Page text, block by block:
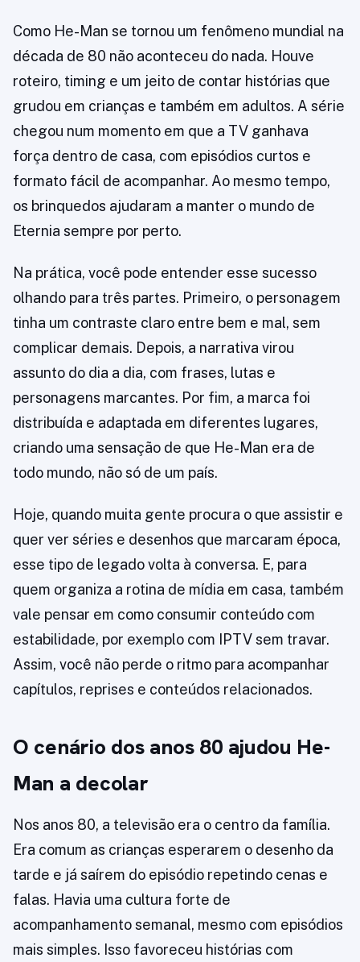
Como He-Man se tornou um fenômeno mundial na
década de 80 não aconteceu do nada. Houve
roteiro, timing e um jeito de contar histórias que
grudou em crianças e também em adultos. A série
chegou num momento em que a TV ganhava
força dentro de casa, com episódios curtos e
formato fácil de acompanhar. Ao mesmo tempo,
os brinquedos ajudaram a manter o mundo de
Eternia sempre por perto.
Na prática, você pode entender esse sucesso
olhando para três partes. Primeiro, o personagem
tinha um contraste claro entre bem e mal, sem
complicar demais. Depois, a narrativa virou
assunto do dia a dia, com frases, lutas e
personagens marcantes. Por fim, a marca foi
distribuída e adaptada em diferentes lugares,
criando uma sensação de que He-Man era de
todo mundo, não só de um país.
Hoje, quando muita gente procura o que assistir e
quer ver séries e desenhos que marcaram época,
esse tipo de legado volta à conversa. E, para
quem organiza a rotina de mídia em casa, também
vale pensar em como consumir conteúdo com
estabilidade, por exemplo com IPTV sem travar.
Assim, você não perde o ritmo para acompanhar
capítulos, reprises e conteúdos relacionados.
O cenário dos anos 80 ajudou He-
Man a decolar
Nos anos 80, a televisão era o centro da família.
Era comum as crianças esperarem o desenho da
tarde e já saírem do episódio repetindo cenas e
falas. Havia uma cultura forte de
acompanhamento semanal, mesmo com episódios
mais simples. Isso favoreceu histórias com